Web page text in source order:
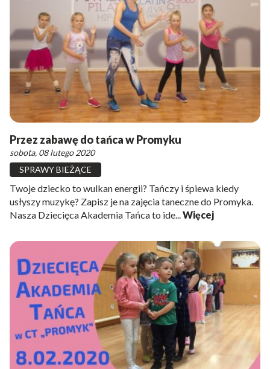
Przez zabawę do tańca w Promyku
sobota, 08 lutego 2020
SPRAWY BIEŻĄCE
Twoje dziecko to wulkan energii? Tańczy i śpiewa kiedy
usłyszy muzykę? Zapisz je na zajęcia taneczne do Promyka.
Nasza Dziecięca Akademia Tańca to ide...Więcej